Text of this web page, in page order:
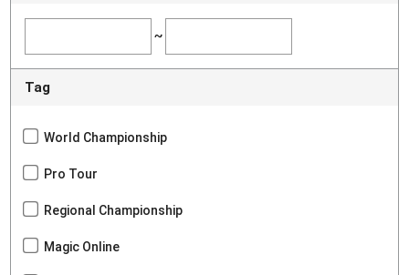
~
Tag
World Championship
Pro Tour
Regional Championship
Magic Online